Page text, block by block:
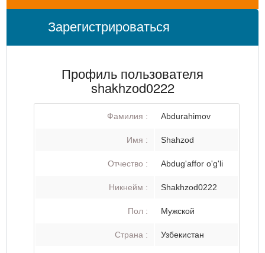
Зарегистрироваться
Профиль пользователя
shakhzod0222
Фамилия : Abdurahimov
Имя : Shahzod
Отчество : Abdug'affor o'g'li
Никнейм : Shakhzod0222
Пол : Мужской
Страна : Узбекистан